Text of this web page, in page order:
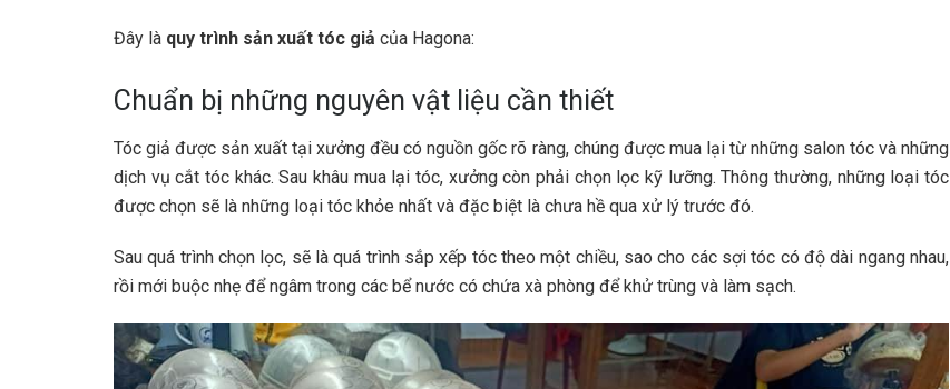
Đây là quy trình sản xuất tóc giả của Hagona:
Chuẩn bị những nguyên vật liệu cần thiết
Tóc giả được sản xuất tại xưởng đều có nguồn gốc rõ ràng, chúng được mua lại từ những salon tóc và những
dịch vụ cắt tóc khác. Sau khâu mua lại tóc, xưởng còn phải chọn lọc kỹ lưỡng. Thông thường, những loại tóc
được chọn sẽ là những loại tóc khỏe nhất và đặc biệt là chưa hề qua xử lý trước đó.
Sau quá trình chọn lọc, sẽ là quá trình sắp xếp tóc theo một chiều, sao cho các sợi tóc có độ dài ngang nhau,
rồi mới buộc nhẹ để ngâm trong các bể nước có chứa xà phòng để khử trùng và làm sạch.